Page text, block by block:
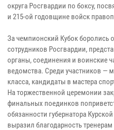
округа Росгвардии по боксу,
и 215-ой годовщине войск
За чемпионский Кубок боролись
сотрудников Росгвардии,
органы, соединения и воинские
ведомства. Среди участников —
класса, кандидаты в мастера
На торжественной церемонии
финальных поединков
обязанности губернатора
выразил благодарность